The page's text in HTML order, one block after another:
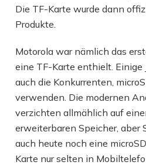
Die TF-Karte wurde dann
Produkte.
Motorola war nämlich das
eine TF-Karte enthielt. Einige
auch die Konkurrenten,
verwenden. Die modernen
verzichten allmählich auf
erweiterbaren Speicher, aber
auch heute noch eine
Karte nur selten in